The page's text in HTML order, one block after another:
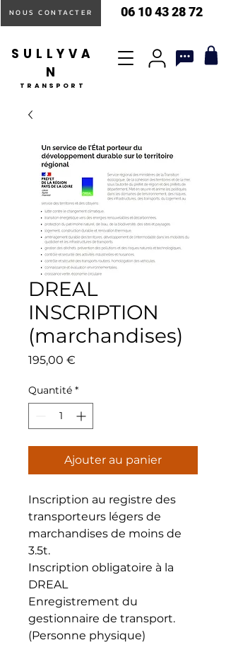
NOUS CONTACTER 06 10 43 28 72
SULLYVA
N
TRANSPORT
DREAL
INSCRIPTION
(marchandises)
195,00 €
Quantité *
Ajouter au panier
Inscription au registre des
transporteurs légers de
marchandises de moins de
3.5t.
Inscription obligatoire à la
DREAL
Enregistrement du
gestionnaire de transport.
(Personne physique)